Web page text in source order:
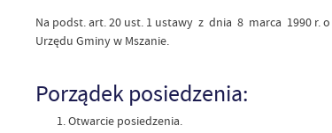
Na podst. art. 20 ust. 1 ustawy z dnia 8 marca 1990 r. o
Urzędu Gminy w Mszanie.
Porządek posiedzenia:
Otwarcie posiedzenia.